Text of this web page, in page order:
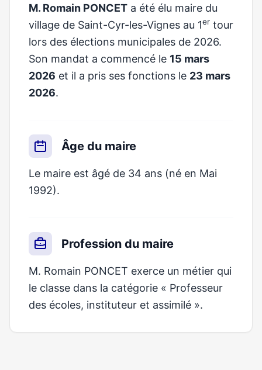
M. Romain PONCET a été élu maire du
village de Saint-Cyr-les-Vignes au 1er tour
lors des élections municipales de 2026.
Son mandat a commencé le 15 mars
2026 et il a pris ses fonctions le 23 mars
2026.
Âge du maire
Le maire est âgé de 34 ans (né en Mai
1992).
Profession du maire
M. Romain PONCET exerce un métier qui
le classe dans la catégorie « Professeur
des écoles, instituteur et assimilé ».